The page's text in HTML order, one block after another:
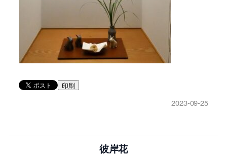
印刷
2023-09-25
彼岸花